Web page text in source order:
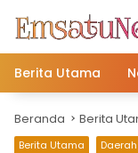
konten
Berita Utama
Beranda Berita
Berita Utama Daerah